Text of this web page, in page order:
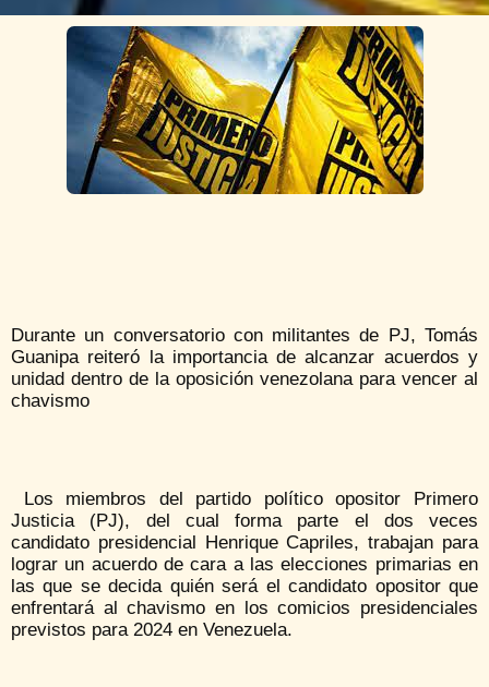
Durante un conversatorio con militantes de PJ, Tomás
Guanipa reiteró la importancia de alcanzar acuerdos y
unidad dentro de la oposición venezolana para vencer al
chavismo
Los miembros del partido político opositor Primero
Justicia (PJ), del cual forma parte el dos veces
candidato presidencial Henrique Capriles, trabajan para
lograr un acuerdo de cara a las elecciones primarias en
las que se decida quién será el candidato opositor que
enfrentará al chavismo en los comicios presidenciales
previstos para 2024 en Venezuela.